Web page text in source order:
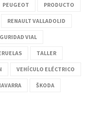
PEUGEOT PRODUCTO
RENAULT VALLADOLID
VIAL
TALLER
VEHÍCULO ELÉCTRICO
ŠKODA